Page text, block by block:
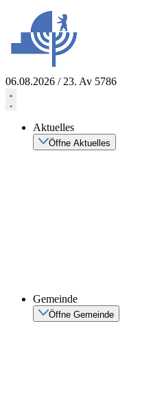
springen
06.08.2026 / 23. Av 5786
Aktuelles
Öffne Aktuelles
Gemeinde
Öffne Gemeinde